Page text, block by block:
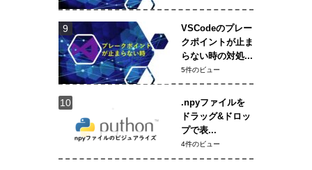
VSCodeのプレー
クポイントが止ま
らない時の対処...
5件のビュー
.npyファイルを
ドラッグ&ドロッ
プで表...
4件のビュー